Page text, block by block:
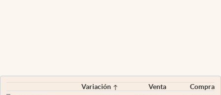
Variación Venta
Compra